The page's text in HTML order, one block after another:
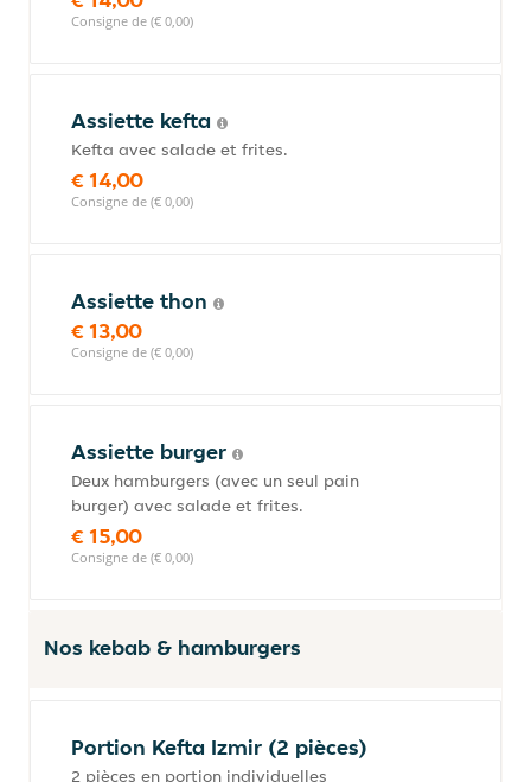
Consigne de (€ 0,00)
Assiette kefta
Kefta avec salade et frites.
€ 14,00
Consigne de (€ 0,00)
Assiette thon
€ 13,00
Consigne de (€ 0,00)
Assiette burger
Deux hamburgers (avec un seul pain
burger) avec salade et frites.
€ 15,00
Consigne de (€ 0,00)
Nos kebab & hamburgers
Portion Kefta Izmir (2 pièces)
2 pièces en portion individuelles